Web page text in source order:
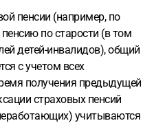
пенсии (например, по
по старости (в том
детей-инвалидов), общий
с учетом всех
получения предыдущей
страховых пенсий
учитываются